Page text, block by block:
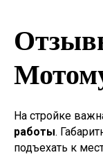
На стройке
работы.
подъехать к